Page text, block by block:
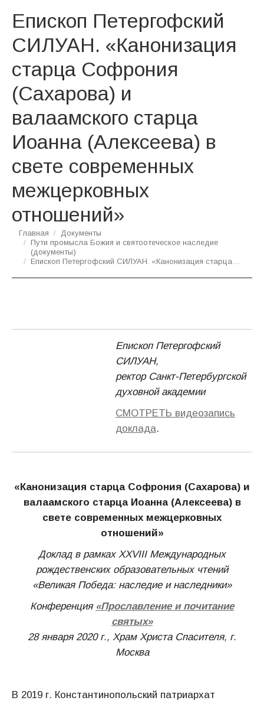
Епископ Петергофский
СИЛУАН. «Канонизация
старца Софрония
(Сахарова) и
валаамского старца
Иоанна (Алексеева) в
свете современных
межцерковных
отношений»
Вы здесь:
Главная
Документы
Пути промысла Божия и святоотеческое наследие
(документы)
Епископ Петергофский СИЛУАН. «Канонизация старца…
Епископ Петергофский
СИЛУАН,
ректор Санкт-Петербургской
духовной академии
СМОТРЕТЬ видеозапись
доклада.
«Канонизация старца Софрония (Сахарова) и
валаамского старца Иоанна (Алексеева) в
свете современных межцерковных
отношений»
Доклад в рамках XXVIII Международных
рождественских образовательных чтений
«Великая Победа: наследие и наследники»
Конференция «Прославление и почитание
святых»
28 января 2020 г., Храм Христа Спасителя, г.
Москва
В 2019 г. Константинопольский патриархат